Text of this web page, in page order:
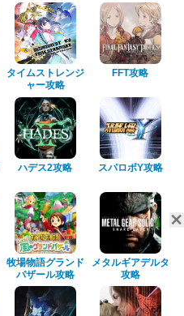
タイムストレンジ
ャー攻略
FFT攻略
ハデス2攻略 スパロボY攻略
牧場物語グランド
バザール攻略
メタルギアデルタ
攻略